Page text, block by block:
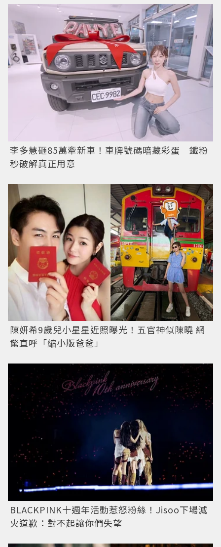
李多慧砸85萬牽新車！車牌號碼暗藏彩蛋 鐵粉
秒破解真正用意
陳妍希9歲兒小星星近照曝光！五官神似陳曉 網
驚直呼「縮小版爸爸」
BLACKPINK十週年活動惹怒粉絲！Jisoo下場滅
火道歉：對不起讓你們失望